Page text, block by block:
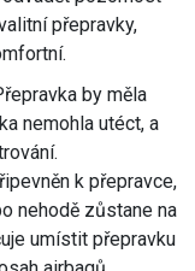
přepravky,
by měla
nemohla utéct, a
k přepravce,
nehodě zůstane na
umístit přepravku